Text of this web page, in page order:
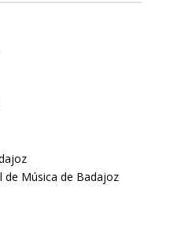
de Música de Badajoz